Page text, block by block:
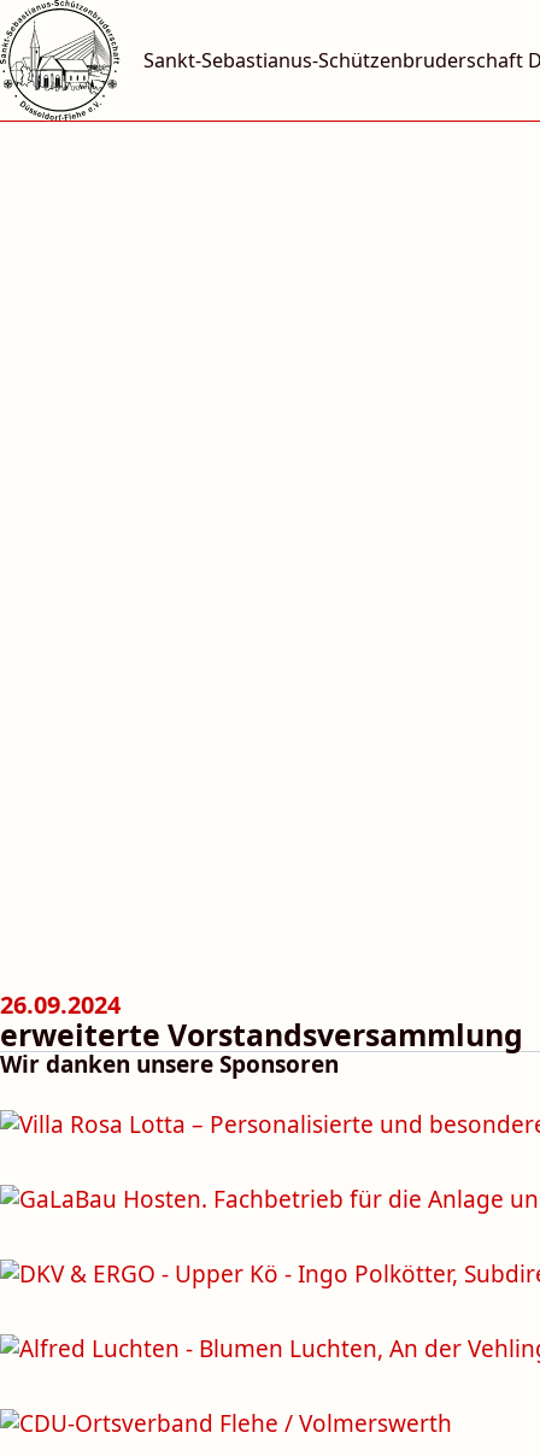
Sankt-Sebastianus-Schützen­bruderschaft
26.09.2024
erweiterte Vorstandsversammlung
Wir danken unsere Sponsoren